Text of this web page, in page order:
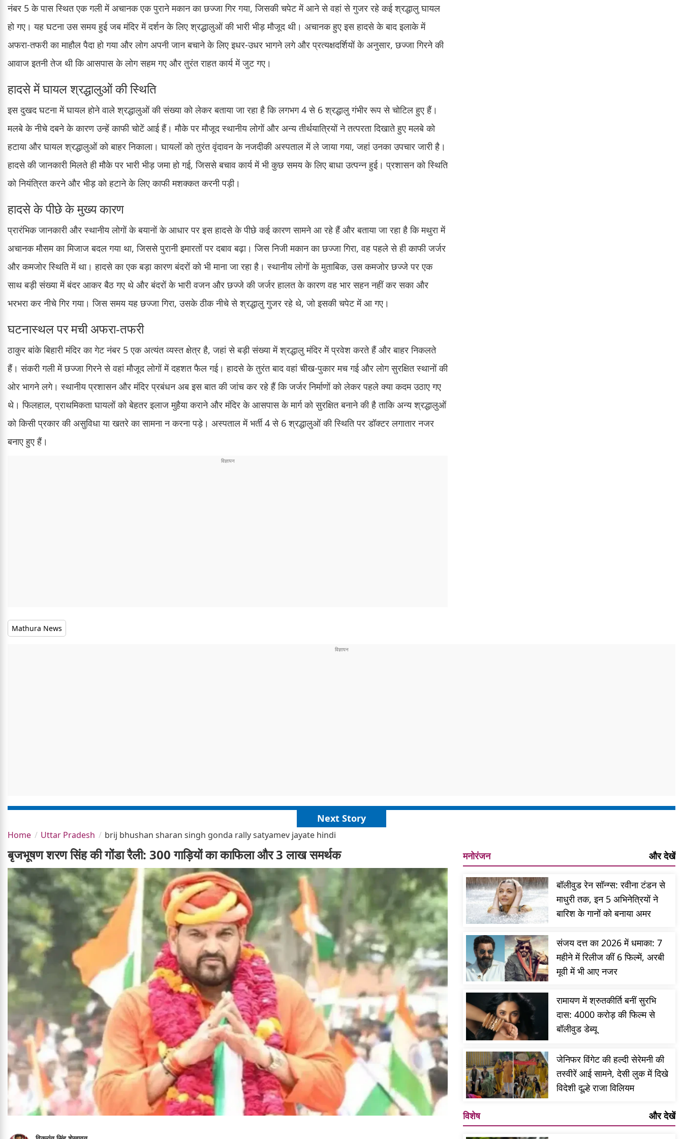
नंबर 5 के पास स्थित एक गली में अचानक एक पुराने मकान का छज्जा गिर गया, जिसकी चपेट में आने से वहां से गुजर रहे कई श्रद्धालु घायल
हो गए। यह घटना उस समय हुई जब मंदिर में दर्शन के लिए श्रद्धालुओं की भारी भीड़ मौजूद थी। अचानक हुए इस हादसे के बाद इलाके में
अफरा-तफरी का माहौल पैदा हो गया और लोग अपनी जान बचाने के लिए इधर-उधर भागने लगे और प्रत्यक्षदर्शियों के अनुसार, छज्जा गिरने की
आवाज इतनी तेज थी कि आसपास के लोग सहम गए और तुरंत राहत कार्य में जुट गए।
हादसे में घायल श्रद्धालुओं की स्थिति
इस दुखद घटना में घायल होने वाले श्रद्धालुओं की संख्या को लेकर बताया जा रहा है कि लगभग 4 से 6 श्रद्धालु गंभीर रूप से चोटिल हुए हैं।
मलबे के नीचे दबने के कारण उन्हें काफी चोटें आई हैं। मौके पर मौजूद स्थानीय लोगों और अन्य तीर्थयात्रियों ने तत्परता दिखाते हुए मलबे को
हटाया और घायल श्रद्धालुओं को बाहर निकाला। घायलों को तुरंत वृंदावन के नजदीकी अस्पताल में ले जाया गया, जहां उनका उपचार जारी है।
हादसे की जानकारी मिलते ही मौके पर भारी भीड़ जमा हो गई, जिससे बचाव कार्य में भी कुछ समय के लिए बाधा उत्पन्न हुई। प्रशासन को स्थिति
को नियंत्रित करने और भीड़ को हटाने के लिए काफी मशक्कत करनी पड़ी।
हादसे के पीछे के मुख्य कारण
प्रारंभिक जानकारी और स्थानीय लोगों के बयानों के आधार पर इस हादसे के पीछे कई कारण सामने आ रहे हैं और बताया जा रहा है कि मथुरा में
अचानक मौसम का मिजाज बदल गया था, जिससे पुरानी इमारतों पर दबाव बढ़ा। जिस निजी मकान का छज्जा गिरा, वह पहले से ही काफी जर्जर
और कमजोर स्थिति में था। हादसे का एक बड़ा कारण बंदरों को भी माना जा रहा है। स्थानीय लोगों के मुताबिक, उस कमजोर छज्जे पर एक
साथ बड़ी संख्या में बंदर आकर बैठ गए थे और बंदरों के भारी वजन और छज्जे की जर्जर हालत के कारण वह भार सहन नहीं कर सका और
भरभरा कर नीचे गिर गया। जिस समय यह छज्जा गिरा, उसके ठीक नीचे से श्रद्धालु गुजर रहे थे, जो इसकी चपेट में आ गए।
घटनास्थल पर मची अफरा-तफरी
ठाकुर बांके बिहारी मंदिर का गेट नंबर 5 एक अत्यंत व्यस्त क्षेत्र है, जहां से बड़ी संख्या में श्रद्धालु मंदिर में प्रवेश करते हैं और बाहर निकलते
हैं। संकरी गली में छज्जा गिरने से वहां मौजूद लोगों में दहशत फैल गई। हादसे के तुरंत बाद वहां चीख-पुकार मच गई और लोग सुरक्षित स्थानों की
ओर भागने लगे। स्थानीय प्रशासन और मंदिर प्रबंधन अब इस बात की जांच कर रहे हैं कि जर्जर निर्माणों को लेकर पहले क्या कदम उठाए गए
थे। फिलहाल, प्राथमिकता घायलों को बेहतर इलाज मुहैया कराने और मंदिर के आसपास के मार्ग को सुरक्षित बनाने की है ताकि अन्य श्रद्धालुओं
को किसी प्रकार की असुविधा या खतरे का सामना न करना पड़े। अस्पताल में भर्ती 4 से 6 श्रद्धालुओं की स्थिति पर डॉक्टर लगातार नजर
बनाए हुए हैं।
Mathura News
Next Story
Home Uttar Pradesh brij bhushan sharan singh gonda rally satyamev jayate hindi
बृजभूषण शरण सिंह की गोंडा रैली: 300 गाड़ियों का काफिला और 3 लाख समर्थक मनोरंजन और देखें
बॉलीवुड रेन सॉन्ग्स: रवीना टंडन से
माधुरी तक, इन 5 अभिनेत्रियों ने
बारिश के गानों को बनाया अमर
संजय दत्त का 2026 में धमाका: 7
महीने में रिलीज कीं 6 फिल्में, अरबी
मूवी में भी आए नजर
रामायण में श्रुतकीर्ति बनीं सुरभि
दास: 4000 करोड़ की फिल्म से
बॉलीवुड डेब्यू
जेनिफर विंगेट की हल्दी सेरेमनी की
तस्वीरें आई सामने, देसी लुक में दिखे
विदेशी दूल्हे राजा विलियम
विशेष और देखें